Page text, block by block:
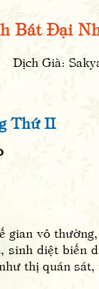
Bát Đại
Dịch Già:
vô thường,
sinh diệt biến
thị quán
Thứ II